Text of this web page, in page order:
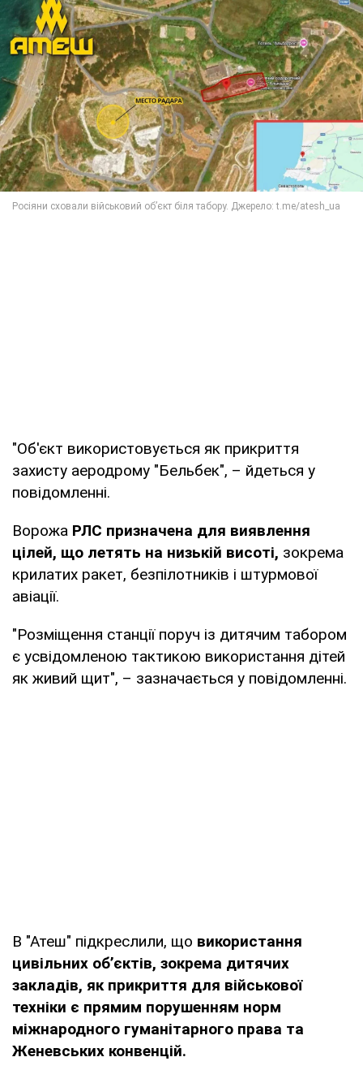
"Об'єкт використовується як прикриття
захисту аеродрому "Бельбек", – йдеться у
повідомленні.
Ворожа РЛС призначена для виявлення
цілей, що летять на низькій висоті, зокрема
крилатих ракет, безпілотників і штурмової
авіації.
"Розміщення станції поруч із дитячим табором
є усвідомленою тактикою використання дітей
як живий щит", – зазначається у повідомленні.
В "Атеш" підкреслили, що використання
цивільних об’єктів, зокрема дитячих
закладів, як прикриття для військової
техніки є прямим порушенням норм
міжнародного гуманітарного права та
Женевських конвенцій.